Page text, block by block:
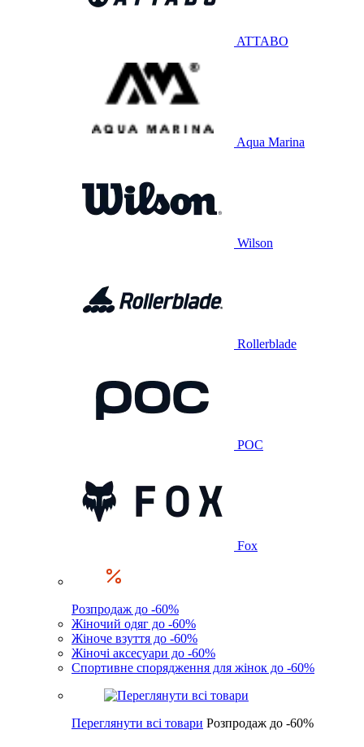
ATTABO
Aqua Marina
Wilson
Rollerblade
POC
Fox
Розпродаж до -60%
Жіночий одяг до -60%
Жіноче взуття до -60%
Жіночі аксесуари до -60%
Спортивне спорядження для жінок до -60%
Переглянути всі товари Розпродаж до -60%